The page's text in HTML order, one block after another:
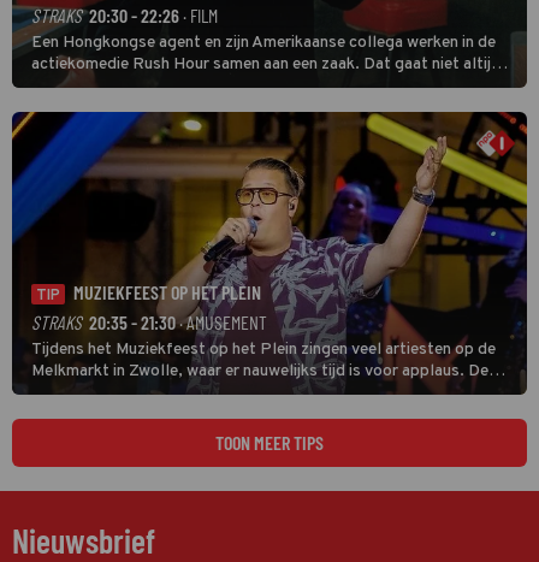
STRAKS 20:30 - 22:26· FILM
Een Hongkongse agent en zijn Amerikaanse collega werken in de
actiekomedie Rush Hour samen aan een zaak. Dat gaat niet altijd
van een leien dakje.
TIP
MUZIEKFEEST OP HET PLEIN
STRAKS 20:35 - 21:30· AMUSEMENT
Tijdens het Muziekfeest op het Plein zingen veel artiesten op de
Melkmarkt in Zwolle, waar er nauwelijks tijd is voor applaus. De
grootste namen zijn André Hazes, Jannes, René Froger en
natuurlijk Rutger van Barneveld met zijn hit Zwoele Zomernachten.
TOON MEER TIPS
Nieuwsbrief